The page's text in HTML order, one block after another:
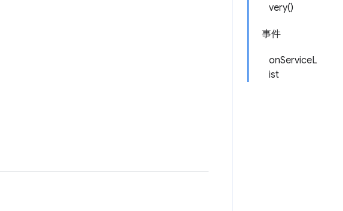
very()
事件
onServiceL
ist